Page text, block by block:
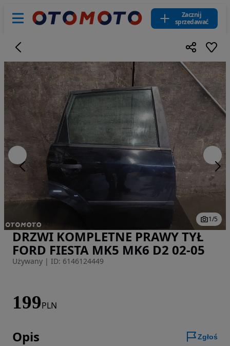
Zacznij
sprzedawać
Zdjęcie 1 z 5
1/5
DRZWI KOMPLETNE PRAWY TYŁ
FORD FIESTA MK5 MK6 D2 02-05
Używany | ID: 6146124449
199PLN
Opis Zgłoś